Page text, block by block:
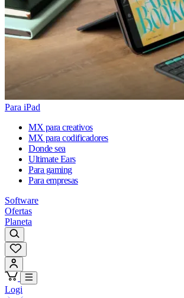
Para iPad
MX para creativos
MX para codificadores
Donde sea
Ultimate Ears
Para gaming
Para empresas
Software
Ofertas
Planeta
Logi